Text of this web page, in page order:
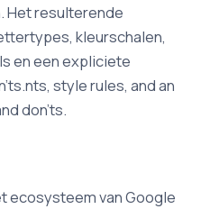
Het resulterende
kleurschalen,
en een expliciete
style rules, and an
don'ts.
ecosysteem van Google